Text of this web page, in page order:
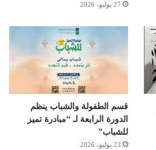
27 يوليو، 2026
قسم الطفولة والشباب ينظم
الدورة الرابعة لـ “مبادرة تميز
للشباب”
23 يوليو، 2026